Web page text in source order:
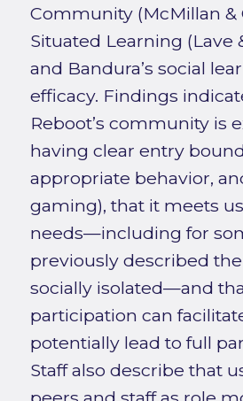
Community (McMillan &
Situated Learning (Lave
and Bandura’s social
efficacy. Findings
Reboot’s community is
having clear entry
appropriate behavior,
gaming), that it meets
needs—including for
previously described
socially isolated—and
participation can
potentially lead to full
Staff also describe that